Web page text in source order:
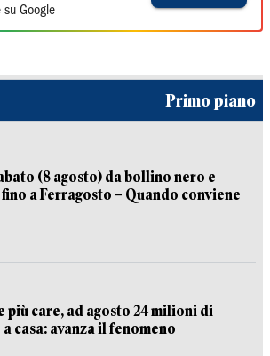
su Google
Primo piano
(8 agosto) da bollino nero e
a Ferragosto – Quando conviene
più care, ad agosto 24 milioni di
casa: avanza il fenomeno